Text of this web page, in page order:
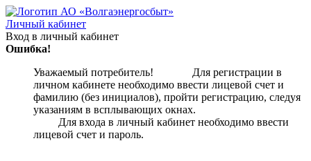
Личный кабинет
Вход в личный кабинет
Ошибка!
Уважаемый потребитель! Для регистрации в
личном кабинете необходимо ввести лицевой счет и
фамилию (без инициалов), пройти регистрацию, следуя
указаниям в всплывающих окнах.
Для входа в личный кабинет необходимо ввести
лицевой счет и пароль.